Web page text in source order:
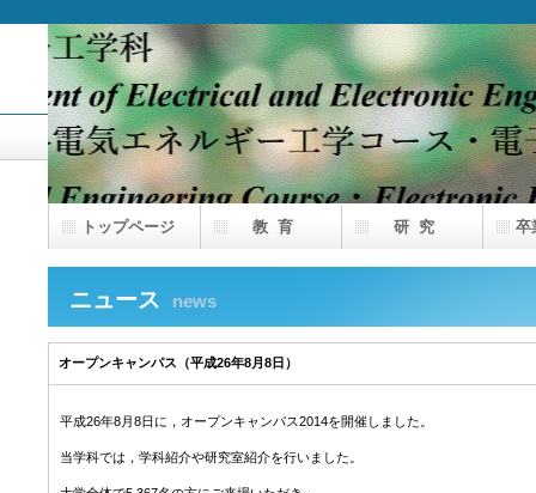
ニュース news
オープンキャンパス（平成26年8月8日）
平成26年8月8日に，オープンキャンパス2014を開催しました。
当学科では，学科紹介や研究室紹介を行いました。
トップページ 教 育 研 究 卒